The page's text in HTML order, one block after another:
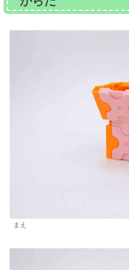
まえ